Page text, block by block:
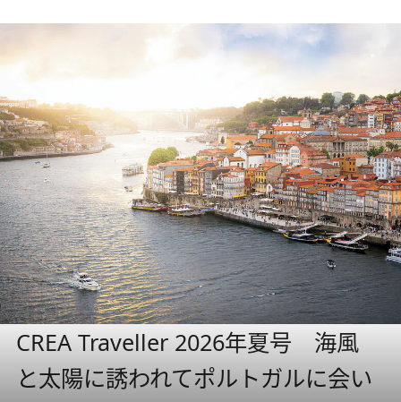
CREA Traveller 2026年夏号 海風
と太陽に誘われてポルトガルに会い